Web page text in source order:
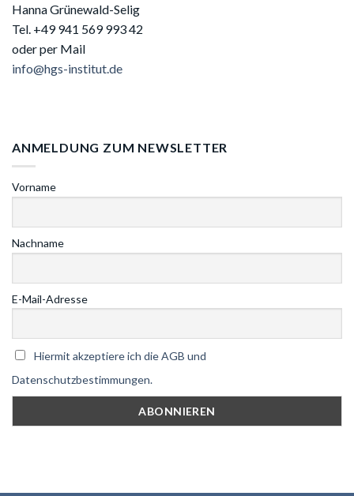
Hanna Grünewald-Selig
Tel. +49 941 569 993 42
oder per Mail
info@hgs-institut.de
ANMELDUNG ZUM NEWSLETTER
Vorname
Nachname
E-Mail-Adresse
Hiermit akzeptiere ich die AGB und
Datenschutzbestimmungen.